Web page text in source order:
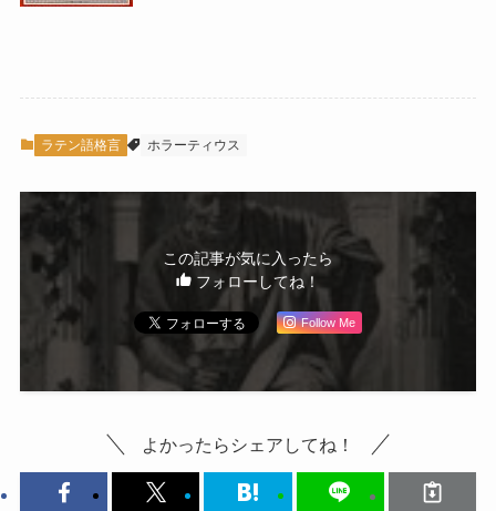
ラテン語格言 ホラーティウス
この記事が気に入ったら
フォローしてね！
Follow Me
よかったらシェアしてね！